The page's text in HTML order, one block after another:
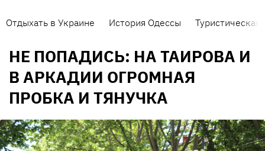
Отдыхать в Украине История Одессы Туристическая
НЕ ПОПАДИСЬ: НА ТАИРОВА И
В АРКАДИИ ОГРОМНАЯ
ПРОБКА И ТЯНУЧКА